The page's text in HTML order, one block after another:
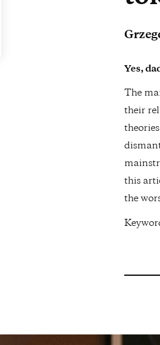
Yes,
The
their
this
the